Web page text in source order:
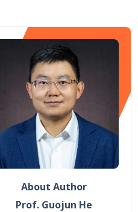
About Author
Prof. Guojun He